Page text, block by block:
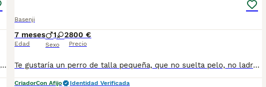
Disponibles preciosos cachorros de Basenji, una de las razas más antiguas, elegantes y especiales del mundo. Conocido como el “perro que no ladra”, el Basenji destaca por su carácter inteligente, limpio e independiente. Criados en entorno natural, con socialización temprana y atención individualizada desde los primeros días, nuestros cachorros crecen equilibrados, seguros y bien adaptados a la vida familiar. El Basenji es ideal para personas que buscan un perro: ✨ Muy limpio y sin olor ✨ De pelo corto y mínima muda ✨ Activo, curioso y muy inteligente ✨ Con personalidad única y vínculo fuerte con su familia Trabajamos con pocas camadas al año, priorizando siempre la salud, el carácter y la calidad. 🔹 Padres cuidadosamente seleccionados y testados, libres de enfermedades genéticas 🔹 Criador profesional desde 1998 🔹 Proyecto serio, legal y con garantías reales 📄 Se entregan a partir de los 60 días, con: • Cartilla sanitaria oficial • Vacunas y desparasitaciones al día • Microchip • Pedigree LOE • Contrato de venta • Garantía escrita conforme a la ley • Revisión veterinaria completa por escrito Buscamos familias responsables, conscientes de que el Basenji es una raza primitiva con carácter propio, que necesita comprensión, ejercicio y vínculo. 📍 La Granja de Flix (Tarragona) 📅 Visitas con cita previa 👉 Si buscas un Basenji exclusivo, criado con experiencia, seriedad y compromiso, contáctanos para más información y reservas.
Basenji
7 meses
Edad
1 2
Sexo
800 €
Precio
Te gustaría un perro de talla pequeña, que no suelta pelo, no ladra, super limpio, que no huele mal, hipo alergénico , activo y muy listo? Aquí tienes los Basenji! Una raza africana unica ! Se adapta a la vida en piso y en el campo. Fuertes y sanos. Llamanos para saber mas! Tel 610621032
CriadorCon Afijo
Identidad Verificada